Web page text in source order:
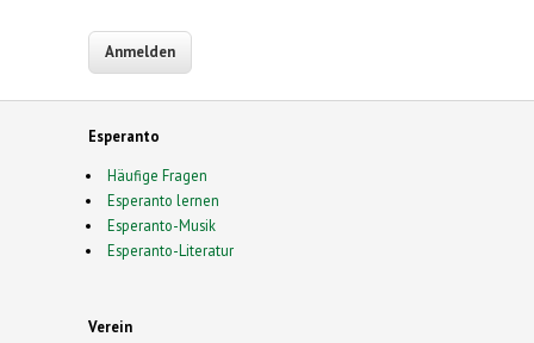
Esperanto
Häufige Fragen
Esperanto lernen
Esperanto-Musik
Esperanto-Literatur
Verein